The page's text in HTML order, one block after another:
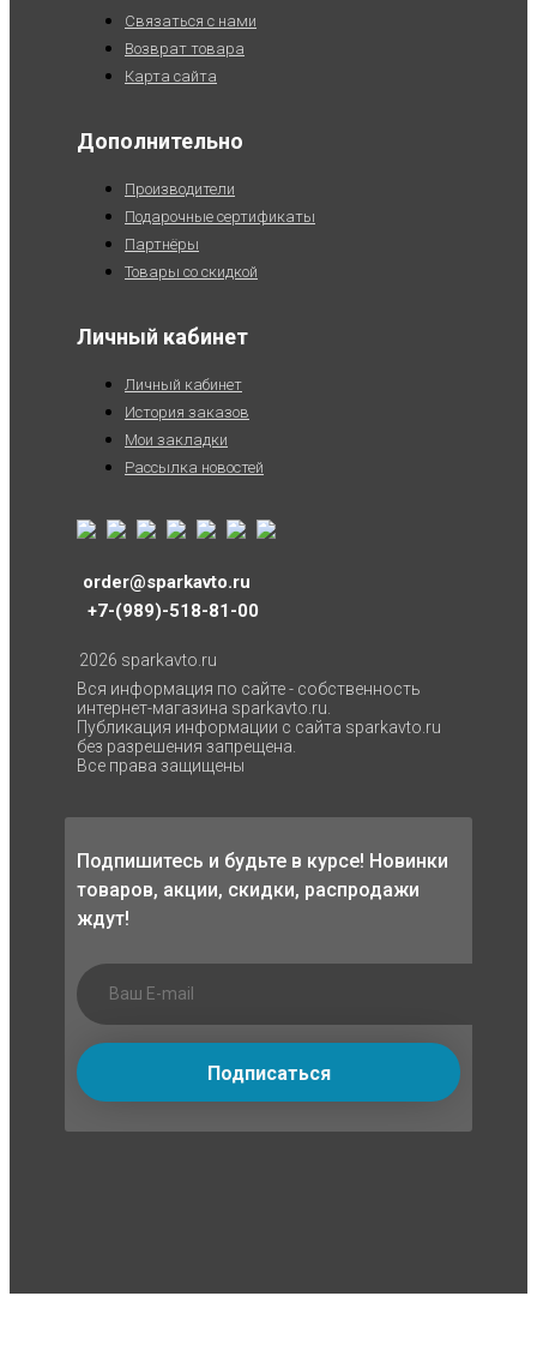
Связаться с нами
Возврат товара
Карта сайта
Дополнительно
Производители
Подарочные сертификаты
Партнёры
Товары со скидкой
Личный кабинет
Личный кабинет
История заказов
Мои закладки
Рассылка новостей
order@sparkavto.ru
+7-(989)-518-81-00
2026 sparkavto.ru
Вся информация по сайте - собственность
интернет-магазина sparkavto.ru.
Публикация информации с сайта sparkavto.ru
без разрешения запрещена.
Все права защищены
Подпишитесь и будьте в курсе! Новинки
товаров, акции, скидки, распродажи
ждут!
Подписаться